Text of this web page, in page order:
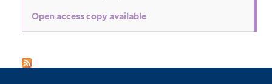
Open access copy available